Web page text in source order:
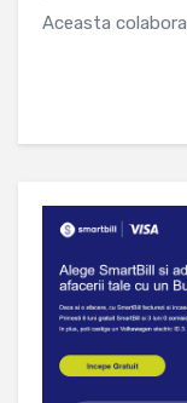
Aceasta